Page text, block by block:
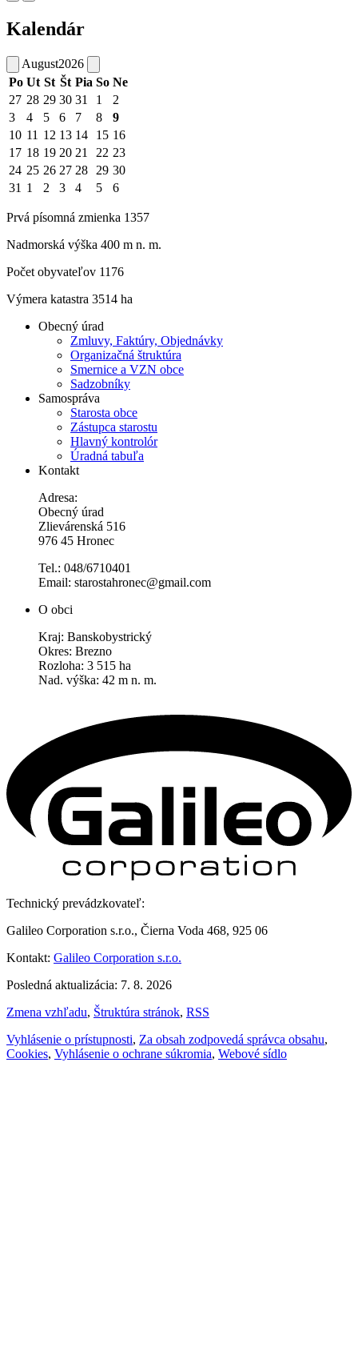
Kalendár
August2026
Po Ut St Št Pia So Ne
27 28 29 30 31 1
2
3
4 5 6 7 8
9
10 11 12 13 14 15 16
17 18 19 20 21 22 23
24 25 26 27 28 29 30
31 1 2 3 4 5 6
Prvá písomná zmienka 1357
Nadmorská výška 400 m n. m.
Počet obyvateľov 1176
Výmera katastra 3514 ha
Obecný úrad
Zmluvy, Faktúry, Objednávky
Organizačná štruktúra
Smernice a VZN obce
Sadzobníky
Samospráva
Starosta obce
Zástupca starostu
Hlavný kontrolór
Úradná tabuľa
Kontakt
Adresa:
Obecný úrad
Zlievárenská 516
976 45 Hronec
Tel.: 048/6710401
Email: starostahronec@gmail.com
O obci
Kraj: Banskobystrický
Okres: Brezno
Rozloha: 3 515 ha
Nad. výška: 42 m n. m.
Technický prevádzkovateľ:
Galileo Corporation s.r.o., Čierna Voda 468, 925 06
Kontakt: Galileo Corporation s.r.o.
Posledná aktualizácia: 7. 8. 2026
Zmena vzhľadu, Štruktúra stránok, RSS
Vyhlásenie o prístupnosti, Za obsah zodpovedá správca obsahu,
Cookies, Vyhlásenie o ochrane súkromia, Webové sídlo